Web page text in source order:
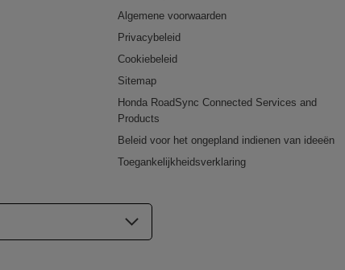
Algemene voorwaarden
Privacybeleid
Cookiebeleid
Sitemap
Honda RoadSync Connected Services and
Products
Beleid voor het ongepland indienen van ideeën
Toegankelijkheidsverklaring